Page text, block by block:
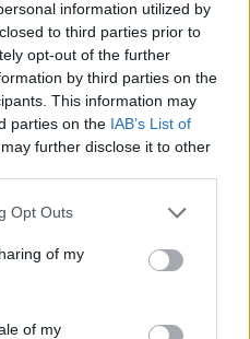
information utilized by
to third parties prior to
opt-out of the further
by third parties on the
This information may
parties on the IAB’s List of
further disclose it to other
uses one or more Google
behaviour. You may click to
and its third-party tags to
purposes in below Google
Opt Outs
of my
of my
éjjel a szőlőt?